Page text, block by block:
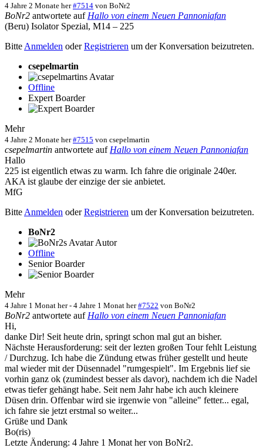
4 Jahre 2 Monate her #7514 von BoNr2
BoNr2 antwortete auf Hallo von einem Neuen Pannoniafan
(Beru) Isolator Spezial, M14 – 225
Bitte Anmelden oderRegistrieren um der Konversation beizutreten.
csepelmartin
Offline
Expert Boarder
Mehr
4 Jahre 2 Monate her #7515 von csepelmartin
csepelmartin antwortete auf Hallo von einem Neuen Pannoniafan
Hallo
225 ist eigentlich etwas zu warm. Ich fahre die originale 240er.
AKA ist glaube der einzige der sie anbietet.
MfG
Bitte Anmelden oderRegistrieren um der Konversation beizutreten.
BoNr2
Autor
Offline
Senior Boarder
Mehr
4 Jahre 1 Monat her- 4 Jahre 1 Monat her #7522 von BoNr2
BoNr2 antwortete auf Hallo von einem Neuen Pannoniafan
Hi,
danke Dir! Seit heute drin, springt schon mal gut an bisher.
Nächste Herausforderung: seit der lezten großen Tour fehlt Leistung
/ Durchzug. Ich habe die Zündung etwas früher gestellt und heute
mal wieder mit der Düsennadel "rumgespielt". Im Ergebnis lief sie
vorhin ganz ok (zumindest besser als davor), nachdem ich die Nadel
etwas tiefer gehängt habe. Seit nem Jahr habe ich auch kleinere
Düsen drin. Offenbar wird sie irgenwie von "alleine" fetter... egal,
ich fahre sie jetzt erstmal so weiter...
Grüße und Dank
Bo(ris)
Letzte Änderung: 4 Jahre 1 Monat her von BoNr2.